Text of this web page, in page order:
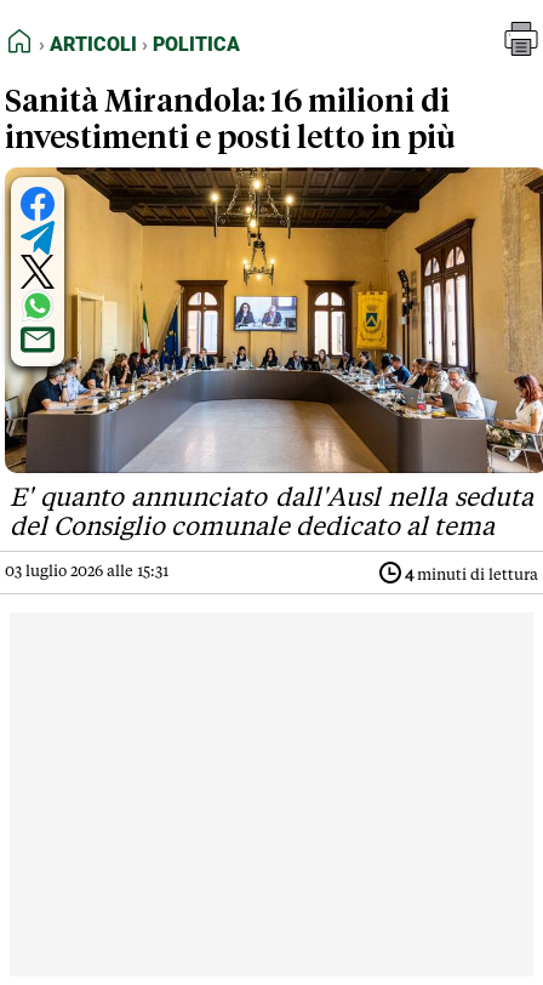
FEED RSS
NORMATIVE DEONTOLOGICHE
TERMINI e CONDIZIONI
HOME
ARTICOLI POLITICA
Sanità Mirandola: 16 milioni di
investimenti e posti letto in più
E' quanto annunciato dall'Ausl nella seduta
del Consiglio comunale dedicato al tema
03 luglio 2026 alle 15:31 4minuti di lettura